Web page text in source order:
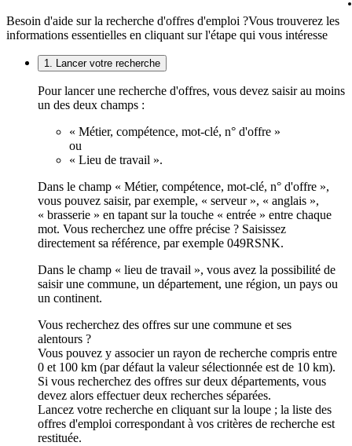
Besoin d'aide sur la recherche d'offres d'emploi ?Vous trouverez les
informations essentielles en cliquant sur l'étape qui vous intéresse
1. Lancer votre recherche
Pour lancer une recherche d'offres, vous devez saisir au moins
un des deux champs :
« Métier, compétence, mot-clé, n° d'offre »
ou
« Lieu de travail ».
Dans le champ « Métier, compétence, mot-clé, n° d'offre »,
vous pouvez saisir, par exemple, « serveur », « anglais »,
« brasserie » en tapant sur la touche « entrée » entre chaque
mot. Vous recherchez une offre précise ? Saisissez
directement sa référence, par exemple 049RSNK.
Dans le champ « lieu de travail », vous avez la possibilité de
saisir une commune, un département, une région, un pays ou
un continent.
Vous recherchez des offres sur une commune et ses
alentours ?
Vous pouvez y associer un rayon de recherche compris entre
0 et 100 km (par défaut la valeur sélectionnée est de 10 km).
Si vous recherchez des offres sur deux départements, vous
devez alors effectuer deux recherches séparées.
Lancez votre recherche en cliquant sur la loupe ; la liste des
offres d'emploi correspondant à vos critères de recherche est
restituée.